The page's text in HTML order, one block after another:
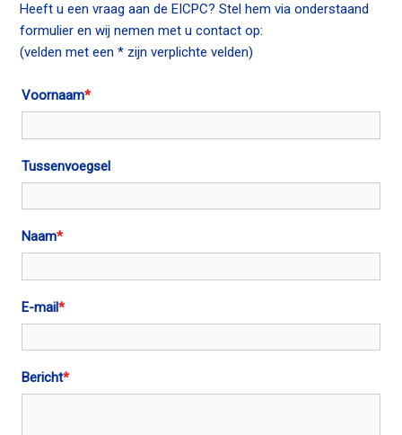
o
m
a
n
n
t
e
n
t
Heeft u een vraag aan de EICPC? Stel hem via onderstaand
formulier en wij nemen met u contact op:
(velden met een * zijn verplichte velden)
Voornaam*
Tussenvoegsel
Naam*
E-mail*
Bericht*